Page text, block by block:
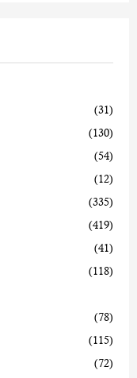
(31)
(130)
(54)
(12)
(335)
(419)
(41)
(118)
(78)
(115)
(72)